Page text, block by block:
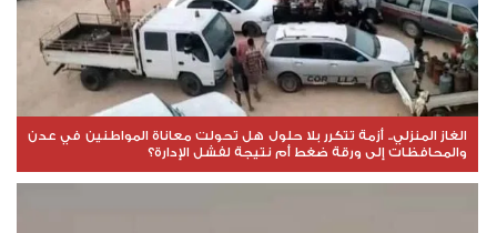
الغاز المنزلي.. أزمة تتكرر بلا حلول هل تحولت معاناة المواطنين في عدن
والمحافظات إلى ورقة ضغط أم نتيجة لفشل الإدارة؟